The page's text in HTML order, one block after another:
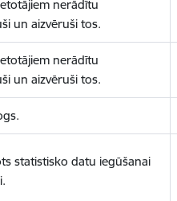
nerādītu
un aizvēruši tos.
nerādītu
un aizvēruši tos.
statistisko datu iegūšanai